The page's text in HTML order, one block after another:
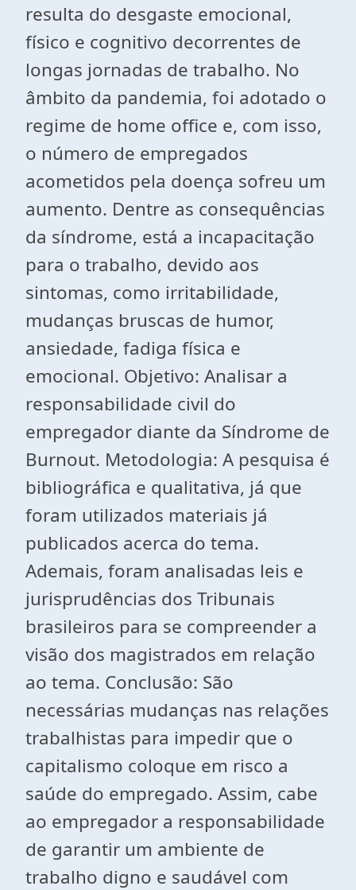
resulta do desgaste emocional,
físico e cognitivo decorrentes de
longas jornadas de trabalho. No
âmbito da pandemia, foi adotado o
regime de home office e, com isso,
o número de empregados
acometidos pela doença sofreu um
aumento. Dentre as consequências
da síndrome, está a incapacitação
para o trabalho, devido aos
sintomas, como irritabilidade,
mudanças bruscas de humor,
ansiedade, fadiga física e
emocional. Objetivo: Analisar a
responsabilidade civil do
empregador diante da Síndrome de
Burnout. Metodologia: A pesquisa é
bibliográfica e qualitativa, já que
foram utilizados materiais já
publicados acerca do tema.
Ademais, foram analisadas leis e
jurisprudências dos Tribunais
brasileiros para se compreender a
visão dos magistrados em relação
ao tema. Conclusão: São
necessárias mudanças nas relações
trabalhistas para impedir que o
capitalismo coloque em risco a
saúde do empregado. Assim, cabe
ao empregador a responsabilidade
de garantir um ambiente de
trabalho digno e saudável com